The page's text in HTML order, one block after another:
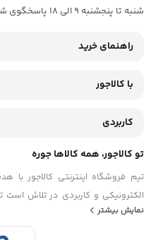
شنبه تا پنجشنبه 9 الی 18 پاسخگوی شما هستیم.
راهنمای خرید
با کالاجور
کاربردی
تو کالاجور، همه کالاها جوره
تیم فروشگاه اینترنتی کالاجور
الکترونیکی و کاربردی در تلاش است
باشد. ما در تیم کالاجور تلاش
همراه با قیمت منصفانه و مشاوره
نمایش بیشتر